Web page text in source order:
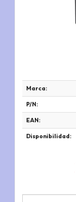
Marca:
P/N:
EAN:
Disponibilidad: